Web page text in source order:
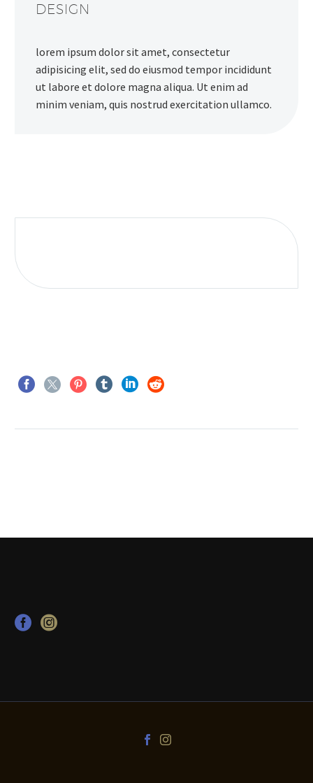
DESIGN
lorem ipsum dolor sit amet, consectetur
adipisicing elit, sed do eiusmod tempor incididunt
ut labore et dolore magna aliqua. Ut enim ad
minim veniam, quis nostrud exercitation ullamco.